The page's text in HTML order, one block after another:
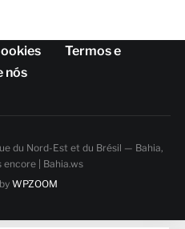
Termos e
nós
du Nord-Est et du Brésil — Bahia,
| Bahia.ws
WPZOOM